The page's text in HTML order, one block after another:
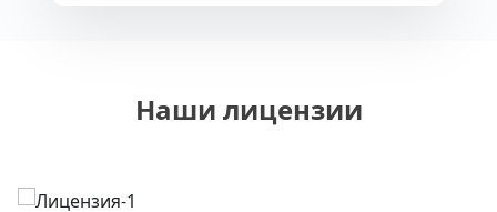
Наши лицензии